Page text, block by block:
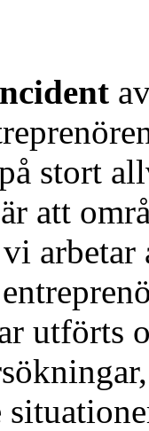
stort
att
utförts